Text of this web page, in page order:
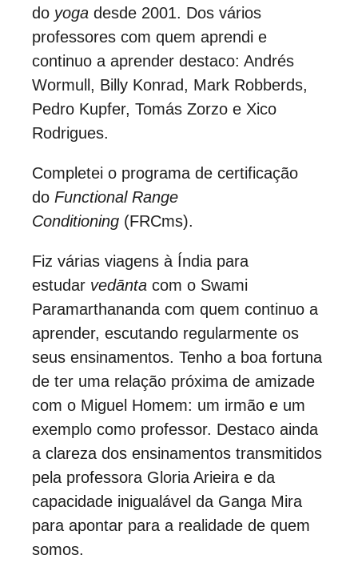
do yoga desde 2001. Dos vários
professores com quem aprendi e
continuo a aprender destaco: Andrés
Wormull, Billy Konrad, Mark Robberds,
Pedro Kupfer, Tomás Zorzo e Xico
Rodrigues.
Completei o programa de certificação
do Functional Range
Conditioning (FRCms).
Fiz várias viagens à Índia para
estudar vedānta com o Swami
Paramarthananda com quem continuo a
aprender, escutando regularmente os
seus ensinamentos. Tenho a boa fortuna
de ter uma relação próxima de amizade
com o Miguel Homem: um irmão e um
exemplo como professor. Destaco ainda
a clareza dos ensinamentos transmitidos
pela professora Gloria Arieira e da
capacidade inigualável da Ganga Mira
para apontar para a realidade de quem
somos.